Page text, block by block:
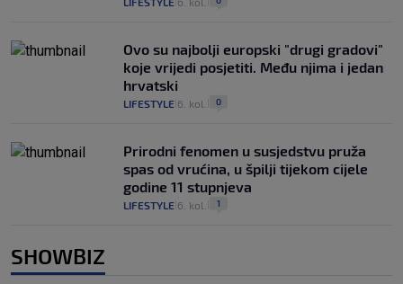
Ovo su najbolji europski "drugi gradovi"
koje vrijedi posjetiti. Među njima i jedan
hrvatski
LIFESTYLE 6. kol. 0
Prirodni fenomen u susjedstvu pruža
spas od vrućina, u špilji tijekom cijele
godine 11 stupnjeva
LIFESTYLE 6. kol. 1
SHOWBIZ